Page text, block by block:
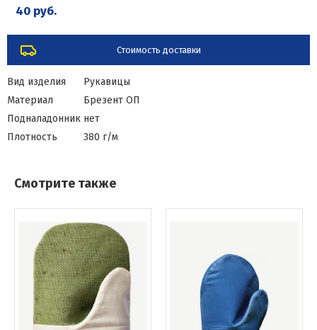
40 руб.
Стоимость доставки
Вид изделия
Рукавицы
Материал
Брезент ОП
Подналадонник нет
Плотность
380 г/м
Смотрите также